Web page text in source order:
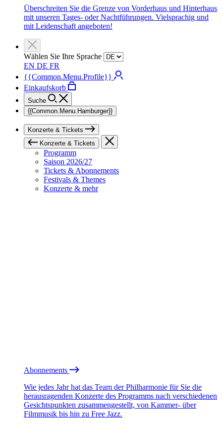
Überschreiten Sie die Grenze von Vorderhaus und Hinterhaus
mit unseren Tages- oder Nachtführungen. Vielsprachig und
mit Leidenschaft angeboten!
Wählen Sie Ihre Sprache
EN DE FR
{{Common.Menu.Profile}}
Einkaufskorb
Suche
{{Common.Menu.Hamburger}}
Konzerte & Tickets
Konzerte & Tickets
Programm
Saison 2026/27
Tickets & Abonnements
Festivals & Themes
Konzerte & mehr
Abonnements
Wie jedes Jahr hat das Team der Philharmonie für Sie die
herausragenden Konzerte des Programms nach verschiedenen
Gesichtspunkten zusammengestellt, von Kammer- über
Filmmusik bis hin zu Free Jazz.